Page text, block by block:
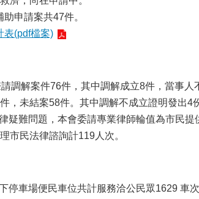
申請案共47件。
表(pdf檔案)
調解案件76件，其中調解成立8件，當事
，未結案58件。其中調解不成立證明發出4
疑難問題，本會委請專業律師輪值為市民
市民法律諮詢計119人次。
停車場便民車位共計服務洽公民眾1629 車